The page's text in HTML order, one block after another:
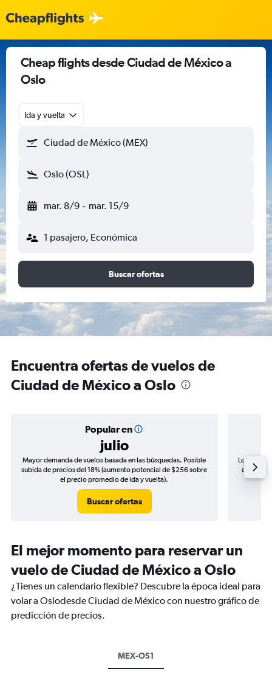
Cheap flights desde Ciudad de México a
Oslo
Ida y vuelta
Ciudad de México (MEX)
Oslo (OSL)
mar. 8/9 - mar. 15/9
1 pasajero, Económica
Buscar ofertas
Encuentra ofertas de vuelos de
Ciudad de México a Oslo
Popular en
julio
Mayor demanda de vuelos basada en las búsquedas. Posible
subida de precios del 18% (aumento potencial de $256 sobre
el precio promedio de ida y vuelta).
Buscar ofertas
Los
de
El mejor momento para reservar un
vuelo de Ciudad de México a Oslo
¿Tienes un calendario flexible? Descubre la época ideal para
volar a Oslodesde Ciudad de México con nuestro gráfico de
predicción de precios.
MEX-OS1